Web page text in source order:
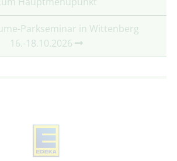
Parkseminar in Wittenberg
16.-18.10.2026